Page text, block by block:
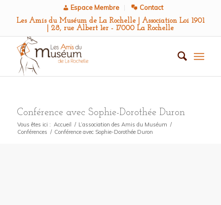
Espace Membre Contact
Les Amis du Muséum de La Rochelle | Association Loi 1901
| 28, rue Albert 1er - 17000 La Rochelle
Conférence avec Sophie-Dorothée Duron
Vous êtes ici : Accueil / L’association des Amis du Muséum /
Conférences / Conférence avec Sophie-Dorothée Duron